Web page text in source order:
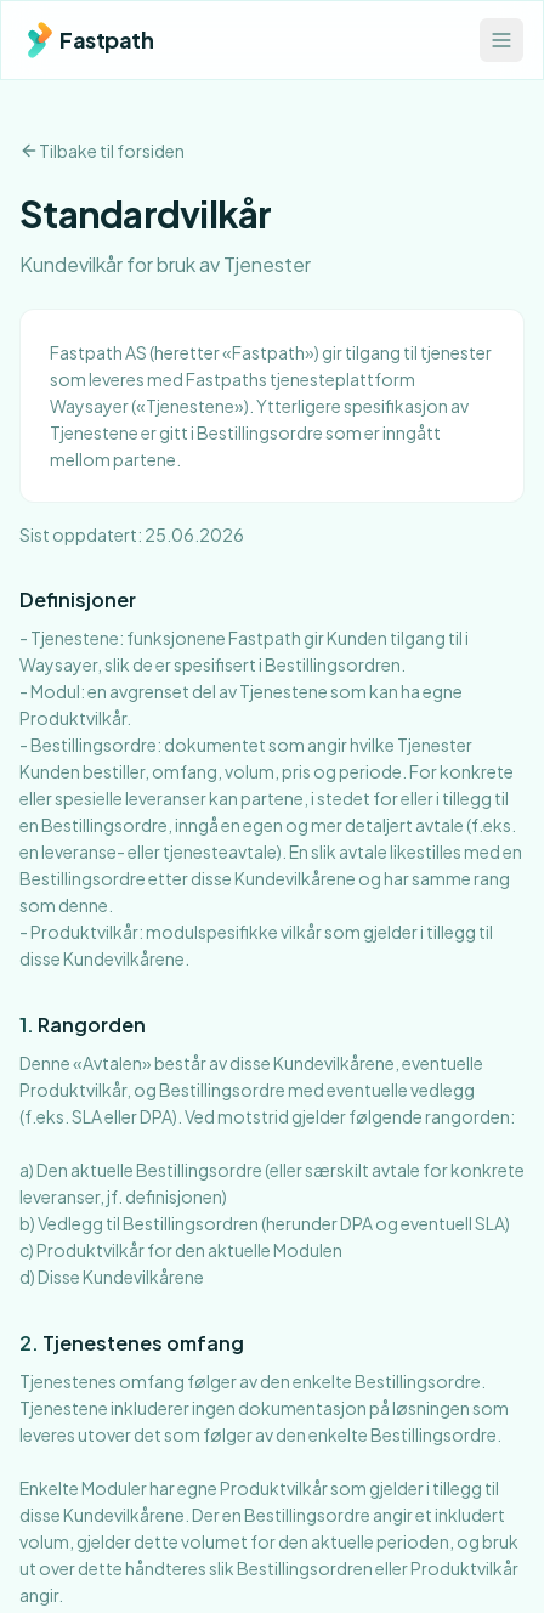
Fastpath
Tilbake til forsiden
Standardvilkår
Kundevilkår for bruk av Tjenester
Fastpath AS (heretter «Fastpath») gir tilgang til tjenester
som leveres med Fastpaths tjenesteplattform
Waysayer («Tjenestene»). Ytterligere spesifikasjon av
Tjenestene er gitt i Bestillingsordre som er inngått
mellom partene.
Sist oppdatert: 25.06.2026
Definisjoner
- Tjenestene: funksjonene Fastpath gir Kunden tilgang til i
Waysayer, slik de er spesifisert i Bestillingsordren.
- Modul: en avgrenset del av Tjenestene som kan ha egne
Produktvilkår.
- Bestillingsordre: dokumentet som angir hvilke Tjenester
Kunden bestiller, omfang, volum, pris og periode. For konkrete
eller spesielle leveranser kan partene, i stedet for eller i tillegg til
en Bestillingsordre, inngå en egen og mer detaljert avtale (f.eks.
en leveranse- eller tjenesteavtale). En slik avtale likestilles med en
Bestillingsordre etter disse Kundevilkårene og har samme rang
som denne.
- Produktvilkår: modulspesifikke vilkår som gjelder i tillegg til
disse Kundevilkårene.
1. Rangorden
Denne «Avtalen» består av disse Kundevilkårene, eventuelle
Produktvilkår, og Bestillingsordre med eventuelle vedlegg
(f.eks. SLA eller DPA). Ved motstrid gjelder følgende rangorden:
a) Den aktuelle Bestillingsordre (eller særskilt avtale for konkrete
leveranser, jf. definisjonen)
b) Vedlegg til Bestillingsordren (herunder DPA og eventuell SLA)
c) Produktvilkår for den aktuelle Modulen
d) Disse Kundevilkårene
2. Tjenestenes omfang
Tjenestenes omfang følger av den enkelte Bestillingsordre.
Tjenestene inkluderer ingen dokumentasjon på løsningen som
leveres utover det som følger av den enkelte Bestillingsordre.
Enkelte Moduler har egne Produktvilkår som gjelder i tillegg til
disse Kundevilkårene. Der en Bestillingsordre angir et inkludert
volum, gjelder dette volumet for den aktuelle perioden, og bruk
ut over dette håndteres slik Bestillingsordren eller Produktvilkår
angir.